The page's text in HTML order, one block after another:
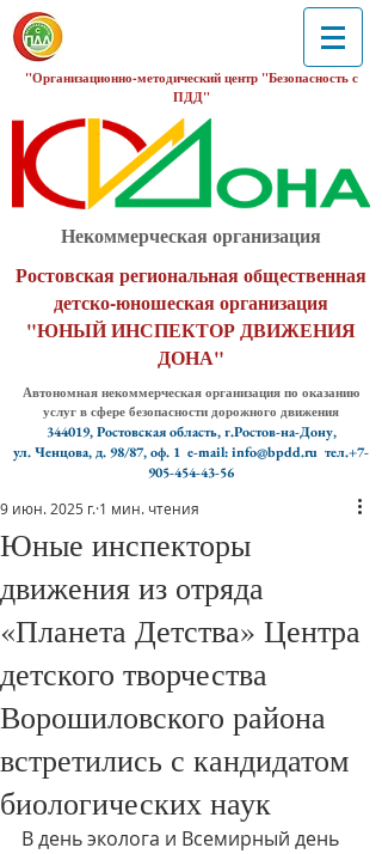
"Организационно-методический центр "Безопасность с
ПДД"
Некоммерческая организация
Ростовская региональная общественная
детско-юношеская организация
"ЮНЫЙ ИНСПЕКТОР ДВИЖЕНИЯ
ДОНА"
Автономная некоммерческая организация по оказанию
услуг в сфере безопасности дорожного движения
344019, Ростовская область, г.Ростов-на-Дону,
ул. Ченцова, д. 98/87, оф. 1 e-mail: info@bpdd.ru тел.+7-
905-454-43-56
Юные инспекторы
движения из отряда
«Планета Детства» Центра
детского творчества
Ворошиловского района
встретились с кандидатом
биологических наук
9 июн. 2025 г. 1 мин. чтения
В день эколога и Всемирный день